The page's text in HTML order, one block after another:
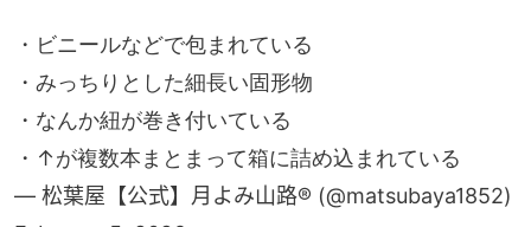
・ビニールなどで包まれている
・みっちりとした細長い固形物
・なんか紐が巻き付いている
・↑が複数本まとまって箱に詰め込まれている
— 松葉屋【公式】月よみ山路®︎ (@matsubaya1852)